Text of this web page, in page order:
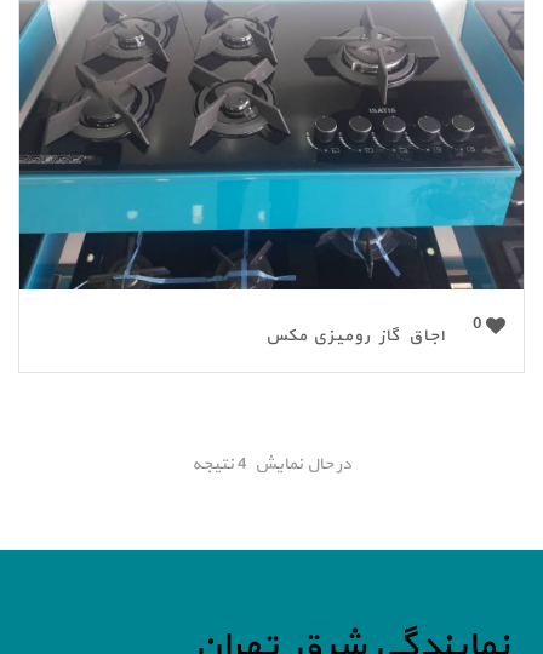
0 اجاق گاز رومیزی مکس
در حال نمایش 4 نتیجه